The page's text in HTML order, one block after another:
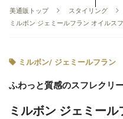
美通販トップ スタイリング
ミルボン ジェミールフラン オイルス
ミルボン/ ジェミールフラン
ふわっと質感のスフレクリ
ミルボン ジェミー